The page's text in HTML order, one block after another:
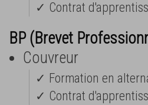
✓ Contrat
BP (Brevet
Couvreur
✓ Formation en
✓ Contrat